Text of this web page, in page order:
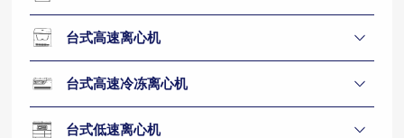
台式高速离心机
台式高速冷冻离心机
台式低速离心机